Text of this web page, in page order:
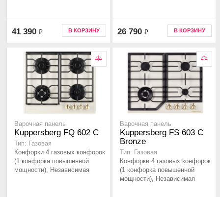
41 390 ₽ В КОРЗИНУ 26 790 ₽ В КОРЗИНУ
Варочная панель
Kuppersberg FQ 602 C
Тип: Газовая
Конфорки 4 газовых конфорок
(1 конфорка повышенной
мощности), Независимая
Варочная панель
Kuppersberg FS 603 C
Bronze
Тип: Газовая
Конфорки 4 газовых конфорок
(1 конфорка повышенной
мощности), Независимая